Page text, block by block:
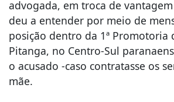
advogada, em troca de
deu a entender por meio de
posição dentro da 1ª Promotoria
Pitanga, no Centro-Sul
o acusado -caso contratasse os
mãe.